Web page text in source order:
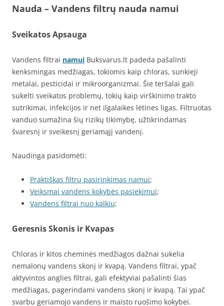
Nauda – Vandens filtrų nauda namui
Sveikatos Apsauga
Vandens filtrai namui Buksvarus.lt padeda pašalinti
kenksmingas medžiagas, tokiomis kaip chloras, sunkieji
metalai, pesticidai ir mikroorganizmai. Šie teršalai gali
sukelti sveikatos problemų, tokių kaip virškinimo trakto
sutrikimai, infekcijos ir net ilgalaikes lėtines ligas. Filtruotas
vanduo sumažina šių rizikų tikimybę, užtikrindamas
švaresnį ir sveikesnį geriamąjį vandenį.
Naudinga pasidomėti:
Praktiškas filtrų pasirinkimas namui;
Veiksmai vandens kokybės pasiekimui;
Vandens filtrai nuo kalkių;
Geresnis Skonis ir Kvapas
Chloras ir kitos cheminės medžiagos dažnai sukelia
nemalonų vandens skonį ir kvapą. Vandens filtrai, ypač
aktyvintos anglies filtrai, gali efektyviai pašalinti šias
medžiagas, pagerindami vandens skonį ir kvapą. Tai ypač
svarbu geriamojo vandens ir maisto ruošimo kokybei.